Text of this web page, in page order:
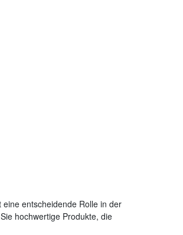
entscheidende Rolle in der
hochwertige Produkte, die